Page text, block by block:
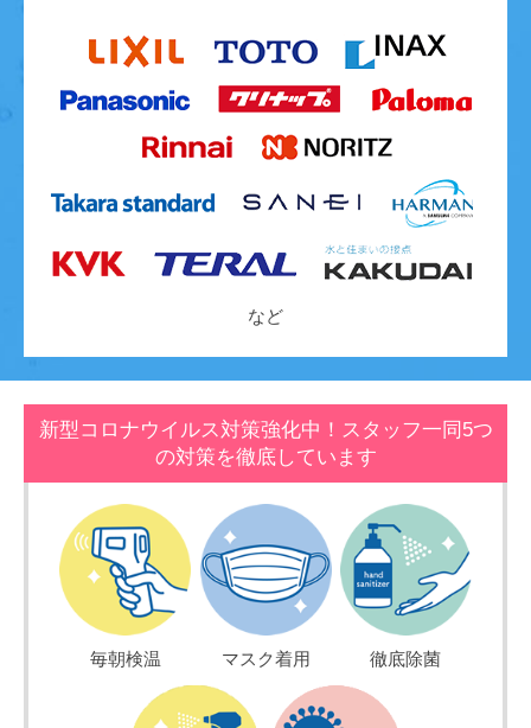
など
新型コロナウイルス対策強化中！スタッフ一同5つ
の対策を徹底しています
毎朝検温 マスク着用 徹底除菌